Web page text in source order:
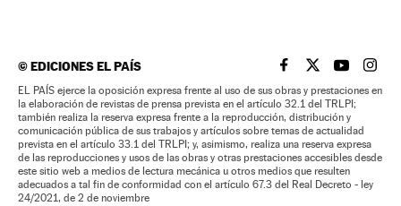
©EDICIONES EL PAÍS EL PAÍS BRASIL EN
EL PAÍSEL PAÍS
EL
EL PAÍS ejerce la oposición expresa frente al uso de sus obras y prestaciones en
la elaboración de revistas de prensa prevista en el artículo 32.1 del TRLPI;
también realiza la reserva expresa frente a la reproducción, distribución y
comunicación pública de sus trabajos y artículos sobre temas de actualidad
prevista en el artículo 33.1 del TRLPI; y, asimismo, realiza una reserva expresa
de las reproducciones y usos de las obras y otras prestaciones accesibles desde
este sitio web a medios de lectura mecánica u otros medios que resulten
adecuados a tal fin de conformidad con el artículo 67.3 del Real Decreto - ley
24/2021, de 2 de noviembre